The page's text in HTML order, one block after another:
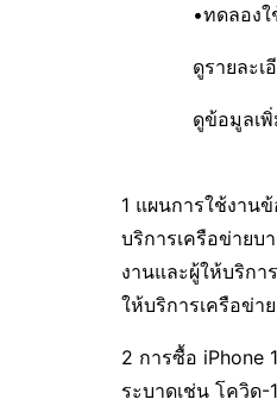
•ทดลองใช้บริ
ดูรายละเอียดเ
ดูข้อมูลเพิ่มเติ
1 แผนการใช้งาน
บริการเครือข่ายบ
งานและผู้ให้บริกา
ให้บริการเครือข่า
2 การซื้อ iPhone
ระบาดเช่น โควิด-